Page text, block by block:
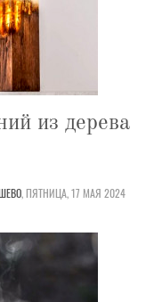
из дерева
,ПЯТНИЦА, 17 МАЯ 2024